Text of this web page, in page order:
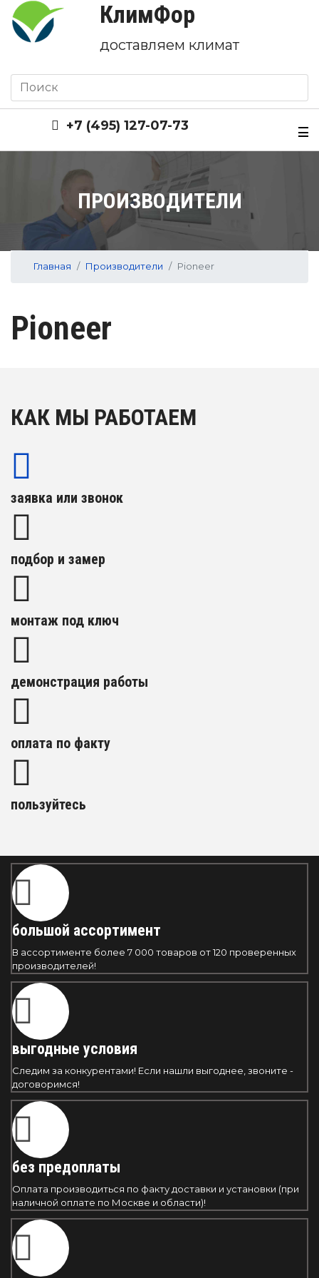
КлимФор
доставляем климат
+7 (495) 127-07-73
ПРОИЗВОДИТЕЛИ
Главная Производители Pioneer
Pioneer
КАК МЫ РАБОТАЕМ
заявка или звонок
подбор и замер
монтаж под ключ
демонстрация работы
оплата по факту
пользуйтесь
большой ассортимент
В ассортименте более 7 000 товаров от 120 проверенных
производителей!
выгодные условия
Следим за конкурентами! Если нашли выгоднее, звоните -
договоримся!
без предоплаты
Оплата производиться по факту доставки и установки (при
наличной оплате по Москве и области)!